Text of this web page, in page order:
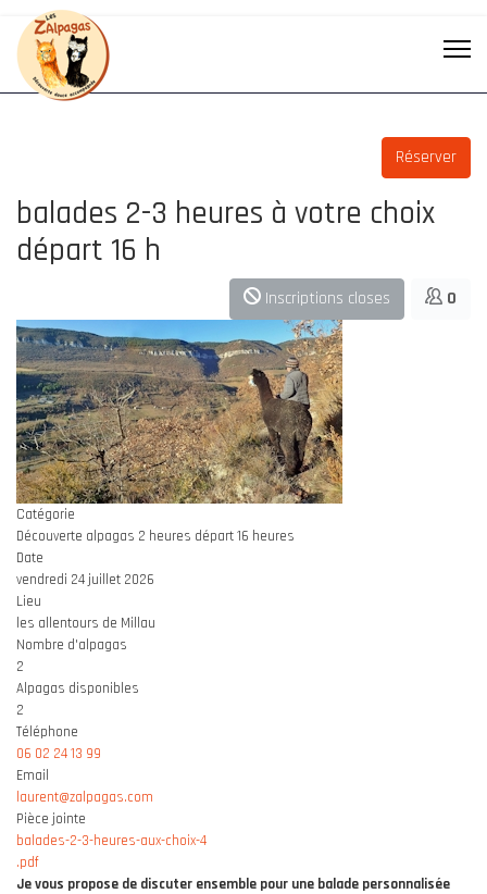
Réserver
balades 2-3 heures à votre choix
départ 16 h
Inscriptions closes 0
Catégorie
Découverte alpagas 2 heures départ 16 heures
Date
vendredi 24 juillet 2026
Lieu
les allentours de Millau
Nombre d'alpagas
2
Alpagas disponibles
2
Téléphone
06 02 24 13 99
Email
laurent@zalpagas.com
Pièce jointe
balades-2-3-heures-aux-choix-4
.pdf
Je vous propose de discuter ensemble pour une balade personnalisée